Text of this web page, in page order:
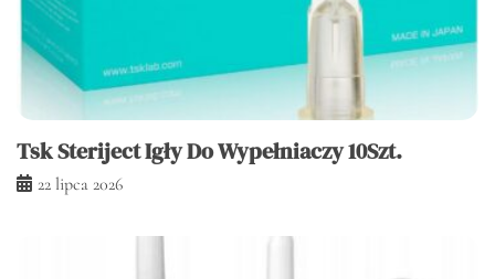
Tsk Steriject Igły Do Wypełniaczy 10Szt.
22 lipca 2026